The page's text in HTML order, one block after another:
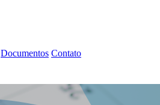
Documentos Contato